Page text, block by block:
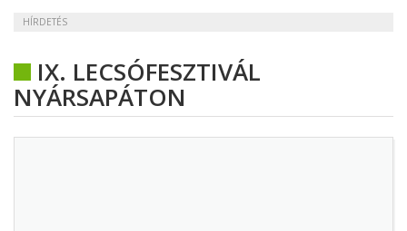
HÍRDETÉS
IX. LECSÓFESZTIVÁL
NYÁRSAPÁTON